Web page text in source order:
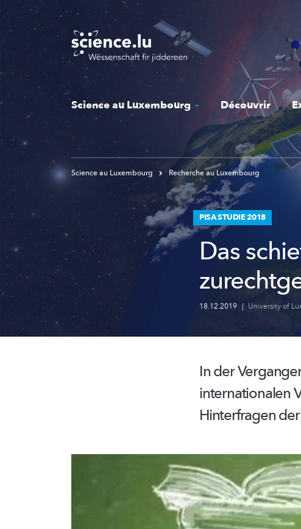
Skip
to
main
content
Science au Luxembourg Découvrir
Science au Luxembourg Recherche au Luxembourg
PISA STUDIE 2018
Das
18.12.2019 | University of
In der
internationalen
Hinterfragen